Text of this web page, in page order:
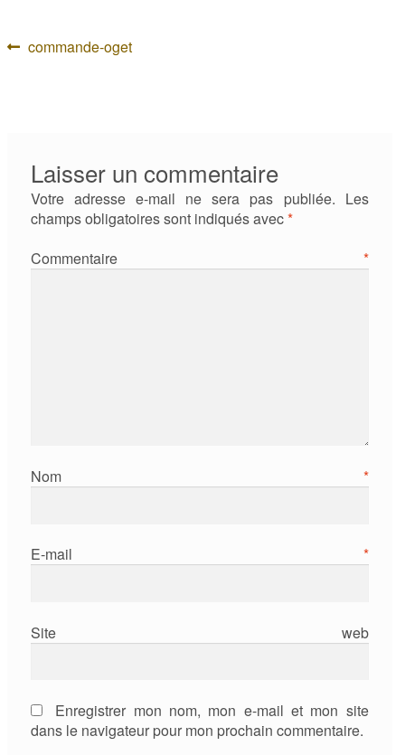
Navigation
Article
commande-oget
Laisser un commentaire
Votre adresse e-mail ne sera pas publiée. Les
champs obligatoires sont indiqués avec*
Commentaire *
Nom *
E-mail *
Site web
Enregistrer mon nom, mon e-mail et mon site
dans le navigateur pour mon prochain commentaire.